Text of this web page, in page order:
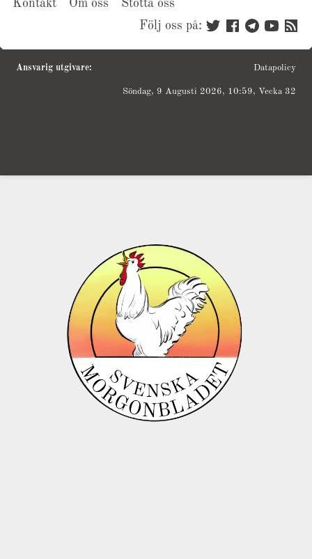
Kontakt Om oss
Stötta oss
Följ oss på:
Ansvarig utgivare: Datapolicy
Söndag, 9 Augusti 2026, 10:59, Vecka 32